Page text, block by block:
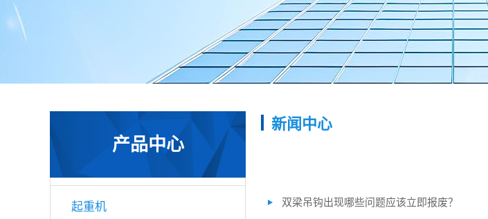
新闻中心
双梁吊钩出现哪些问题应该立即报废？
产品中心
起重机